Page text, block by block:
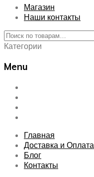
Магазин
Наши контакты
Искать:
Категории
Menu
Skip
content
Главная
Доставка и Оплата
Блог
Контакты